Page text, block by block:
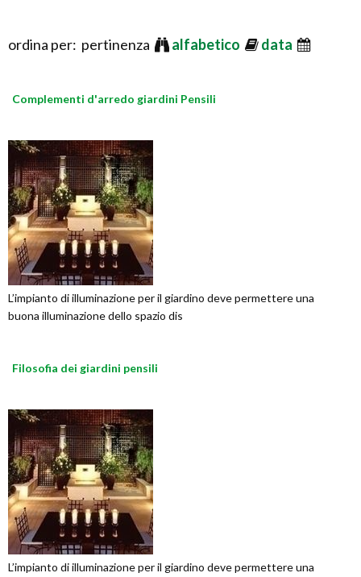
ordina per: pertinenza alfabetico data
Complementi d'arredo giardini Pensili
L’impianto di illuminazione per il giardino deve permettere una
buona illuminazione dello spazio dis
Filosofia dei giardini pensili
L’impianto di illuminazione per il giardino deve permettere una